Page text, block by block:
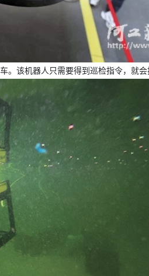
该机器人只需要得到巡检指令，就会